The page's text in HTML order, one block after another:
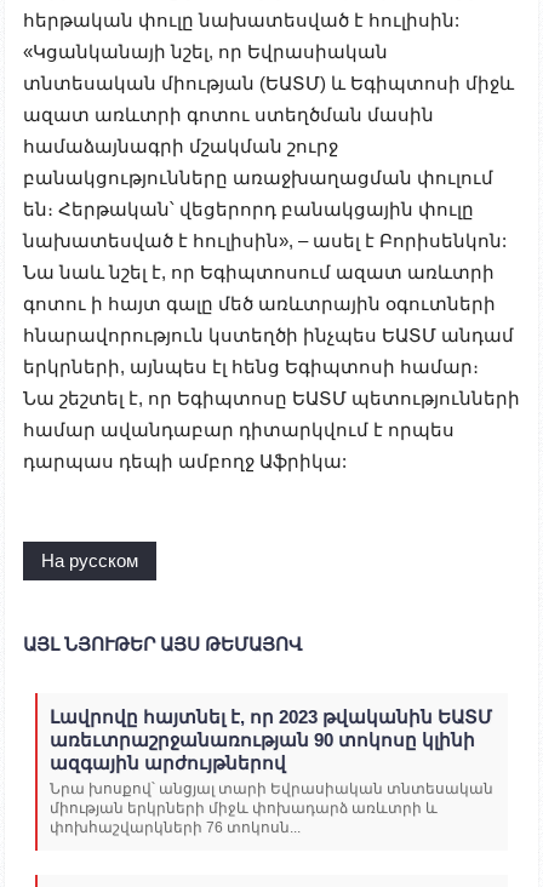
հերթական փուլը նախատեսված է հուլիսին:
«Կցանկանայի նշել, որ Եվրասիական
տնտեսական միության (ԵԱՏՄ) և Եգիպտոսի միջև
ազատ առևտրի գոտու ստեղծման մասին
համաձայնագրի մշակման շուրջ
բանակցությունները առաջխաղացման փուլում
են։ Հերթական՝ վեցերորդ բանակցային փուլը
նախատեսված է հուլիսին», – ասել է Բորիսենկոն:
Նա նաև նշել է, որ Եգիպտոսում ազատ առևտրի
գոտու ի հայտ գալը մեծ առևտրային օգուտների
հնարավորություն կստեղծի ինչպես ԵԱՏՄ անդամ
երկրների, այնպես էլ հենց Եգիպտոսի համար։
Նա շեշտել է, որ Եգիպտոսը ԵԱՏՄ պետությունների
համար ավանդաբար դիտարկվում է որպես
դարպաս դեպի ամբողջ Աֆրիկա:
На русском
ԱՅԼ ՆՅՈՒԹԵՐ ԱՅՍ ԹԵՄԱՅՈՎ
Լավրովը հայտնել է, որ 2023 թվականին ԵԱՏՄ
առեւտրաշրջանառության 90 տոկոսը կլինի
ազգային արժույթներով
Նրա խոսքով՝ անցյալ տարի Եվրասիական տնտեսական
միության երկրների միջև փոխադարձ առևտրի և
փոխհաշվարկների 76 տոկոսն...